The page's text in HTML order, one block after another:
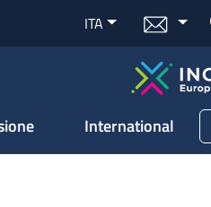
ITA Menu mail
International